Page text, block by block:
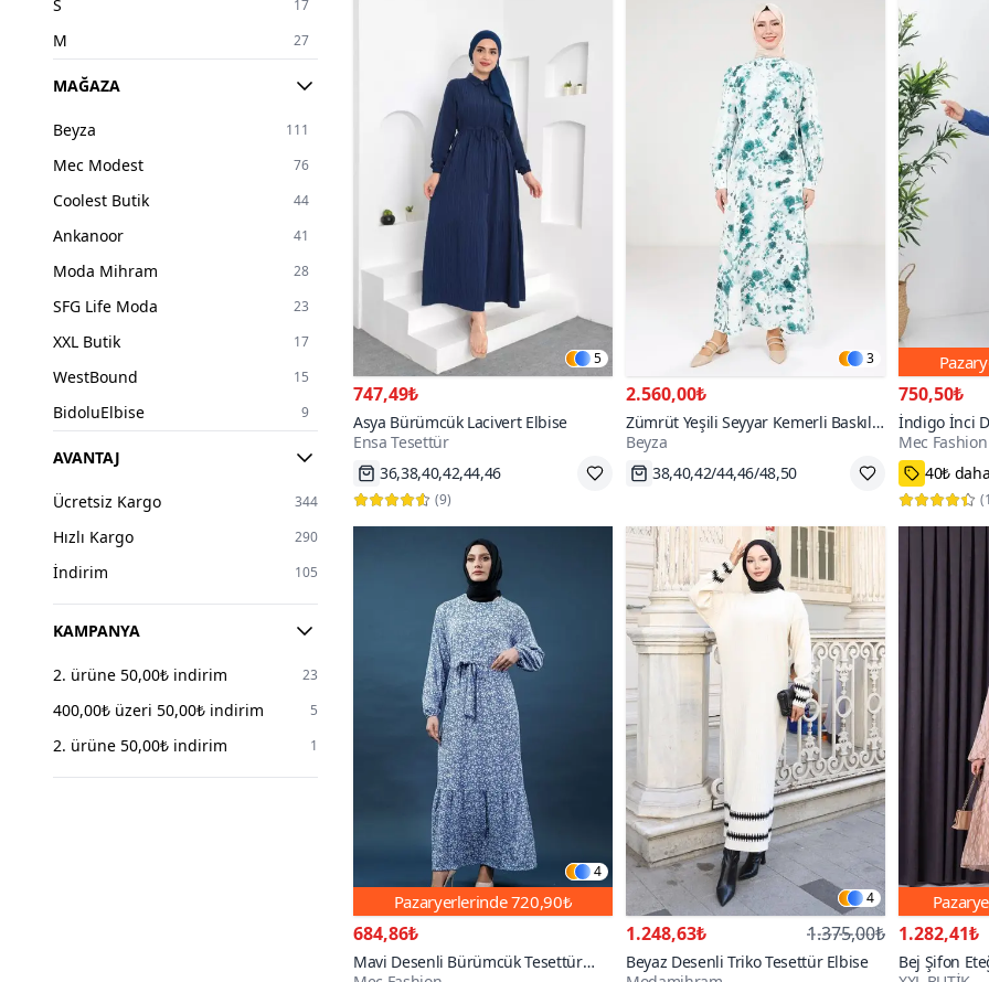
S 17
M 27
L
XXL
44 220
46 190
48 122
50 114
52 62
54 22
56 14
58 1
60
STANDART
Tek Ebat 3
MAĞAZA
Beyza 111
Mec Modest 76
Coolest Butik 44
Ankanoor 41
Moda Mihram 28
SFG Life Moda 23
XXL Butik 17
WestBound 15
BidoluElbise 9
MİSSKAYLE
Nazen Giyim
Ensa Tesettür
Pasaklı Giyim
AVANTAJ
Ücretsiz Kargo 344
Hızlı Kargo 290
İndirim 105
KAMPANYA
2. ürüne 50,00₺ indirim 23
400,00₺ üzeri 50,00₺ indirim 5
2. ürüne 50,00₺ indirim 1
5
747,49₺
Asya Bürümcük Lacivert Elbise
Ensa Tesettür
Hızlı Kargo
(9)
3
2.560,00₺
Zümrüt Yeşili Seyyar Kemerli Baskılı
Elbise
Beyza
Hızlı Kargo
750,50₺
İndigo İnci
Mec Fashion
(
4
Pazaryerlerinde720,90₺
684,86₺
Mavi Desenli Bürümcük Tesettür
4
1.248,63₺ 1.375,00₺
Beyaz Desenli Triko Tesettür Elbise
1.282,41₺
Bej Şifon